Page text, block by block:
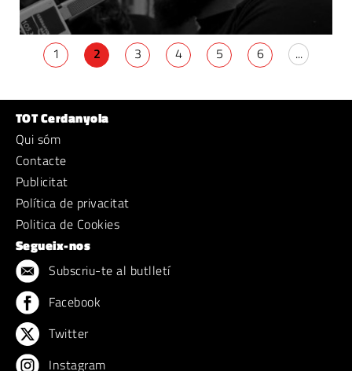
1 2 3 4 5 6 ...
TOT Cerdanyola
Qui sóm
Contacte
Publicitat
Política de privacitat
Politica de Cookies
Segueix-nos
Subscriu-te al butlletí
Facebook
Twitter
Instagram